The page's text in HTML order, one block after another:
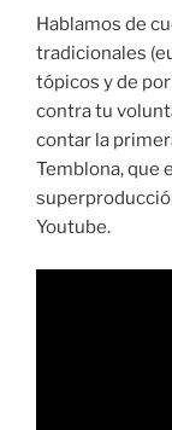
Hablamos de
tradicionales
tópicos y de
contra tu
contar la
Temblona, que
Youtube.